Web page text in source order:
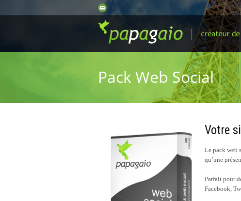
Pack Web Social
Votre
Le pack web
qu’une
Parfait pour
Facebook,